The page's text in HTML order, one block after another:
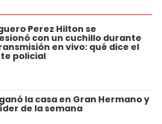
Perez Hilton se
con un cuchillo durante
en vivo: qué dice el
policial
la casa en Gran Hermano y
de la semana